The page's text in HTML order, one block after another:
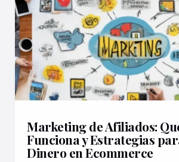
Marketing de Afiliados:
Funciona y Estrategias
Dinero en Ecommerce